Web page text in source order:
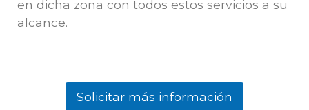
en dicha zona con todos estos servicios a su
alcance.
Solicitar más información